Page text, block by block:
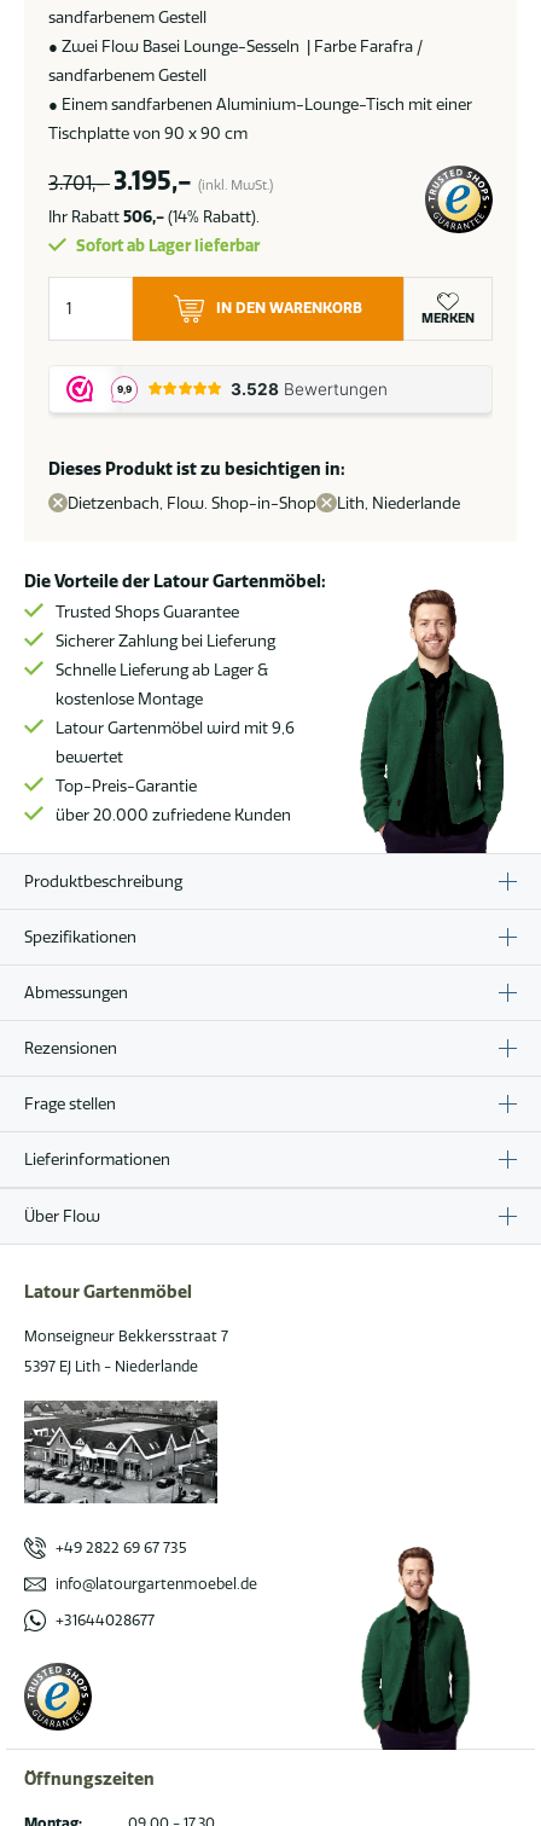
sandfarbenem Gestell
● Zwei Flow Basei Lounge-Sesseln | Farbe Farafra /
sandfarbenem Gestell
● Einem sandfarbenen Aluminium-Lounge-Tisch mit einer
Tischplatte von 90 x 90 cm
3.701,- 3.195,- (inkl. MwSt.)
Ihr Rabatt506,-(14% Rabatt).
Sofort ab Lager lieferbar
Basei
Loungeset
mit
Sesseln
Sofa
Sunbrella
IN DEN WARENKORB
MERKEN
Dieses Produkt ist zu besichtigen in:
Dietzenbach, Flow. Shop-in-Shop Lith, Niederlande
Die Vorteile der Latour Gartenmöbel:
Trusted Shops Guarantee
Sicherer Zahlung bei Lieferung
Schnelle Lieferung ab Lager &
kostenlose Montage
Latour Gartenmöbel wird mit 9,6
bewertet
Top-Preis-Garantie
über 20.000 zufriedene Kunden
Produktbeschreibung
Spezifikationen
Abmessungen
Rezensionen
Frage stellen
Lieferinformationen
Über Flow
Latour Gartenmöbel
Monseigneur Bekkersstraat 7
5397 EJ Lith - Niederlande
+49 2822 69 67 735
info@latourgartenmoebel.de
+31644028677
Öffnungszeiten